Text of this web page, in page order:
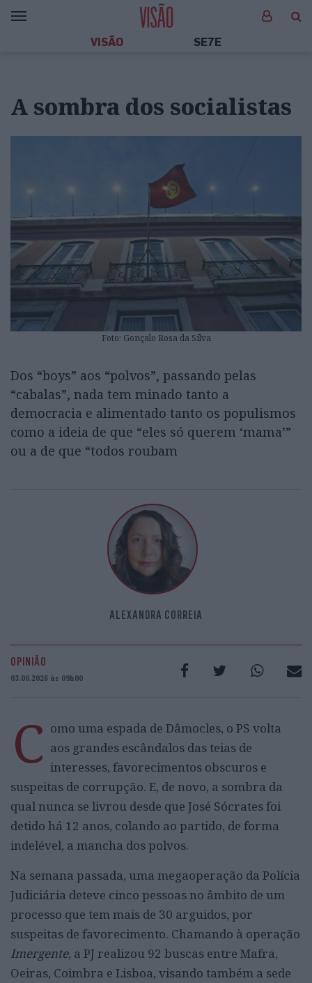
VISÃO SE7E
A sombra dos socialistas
Foto: Gonçalo Rosa da Silva
Dos “boys” aos “polvos”, passando pelas
“cabalas”, nada tem minado tanto a
democracia e alimentado tanto os populismos
como a ideia de que “eles só querem ‘mama’”
ou a de que “todos roubam
ALEXANDRA CORREIA
OPINIÃO
03.06.2026 às 09h00
C omo uma espada de Dâmocles, o PS volta
aos grandes escândalos das teias de
interesses, favorecimentos obscuros e
suspeitas de corrupção. E, de novo, a sombra da
qual nunca se livrou desde que José Sócrates foi
detido há 12 anos, colando ao partido, de forma
indelével, a mancha dos polvos.
Na semana passada, uma megaoperação da Polícia
Judiciária deteve cinco pessoas no âmbito de um
processo que tem mais de 30 arguidos, por
suspeitas de favorecimento. Chamando à operação
Imergente, a PJ realizou 92 buscas entre Mafra,
Oeiras, Coimbra e Lisboa, visando também a sede